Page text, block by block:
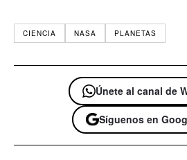
CIENCIA NASA PLANETAS
Únete al canal de
Síguenos en